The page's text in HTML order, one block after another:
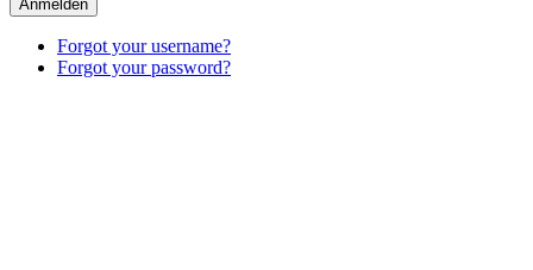
Anmelden
Forgot your username?
Forgot your password?